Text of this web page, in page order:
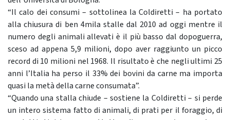
“Il calo dei consumi – sottolinea la Coldiretti – ha portato
alla chiusura di ben 4mila stalle dal 2010 ad oggi mentre il
numero degli animali allevati è il più basso dal dopoguerra,
sceso ad appena 5,9 milioni, dopo aver raggiunto un picco
record di 10 milioni nel 1968. Il risultato è che negli ultimi 25
anni l’Italia ha perso il 33% dei bovini da carne ma importa
quasi la metà della carne consumata”.
“Quando una stalla chiude – sostiene la Coldiretti – si perde
un intero sistema fatto di animali, di prati per il foraggio, di